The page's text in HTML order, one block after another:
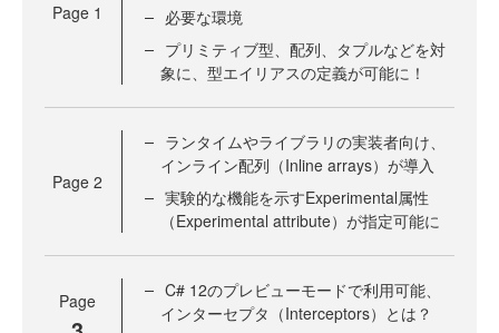
Page 1
必要な環境
プリミティブ型、配列、タプルなどを対
象に、型エイリアスの定義が可能に！
Page 2
ランタイムやライブラリの実装者向け、
インライン配列（Inline arrays）が導入
実験的な機能を示すExperimental属性
（Experimental attribute）が指定可能に
Page
C# 12のプレビューモードで利用可能、
インターセプタ（Interceptors）とは？